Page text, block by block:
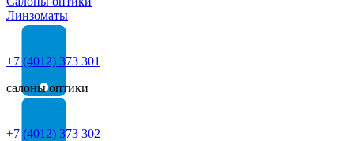
Линзоматы
+7 (4012) 373 301
салоны оптики
+7 (4012) 373 302